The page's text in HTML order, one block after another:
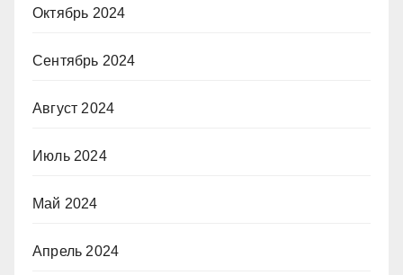
Октябрь 2024
Сентябрь 2024
Август 2024
Июль 2024
Май 2024
Апрель 2024